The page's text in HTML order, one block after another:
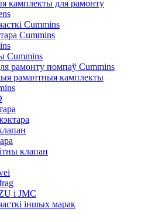
камплекты для рамонту
Cummins
Cummins
Cummins
рамонту помпаў Cummins
рамантныя камплекты
клапан
і JMC
іншых марак